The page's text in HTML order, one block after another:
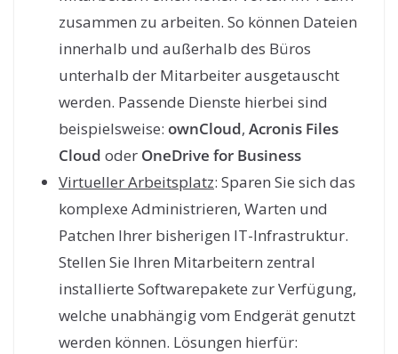
zusammen zu arbeiten. So können Dateien
innerhalb und außerhalb des Büros
unterhalb der Mitarbeiter ausgetauscht
werden. Passende Dienste hierbei sind
beispielsweise: ownCloud, Acronis Files
Cloud oder OneDrive for Business
Virtueller Arbeitsplatz: Sparen Sie sich das
komplexe Administrieren, Warten und
Patchen Ihrer bisherigen IT-Infrastruktur.
Stellen Sie Ihren Mitarbeitern zentral
installierte Softwarepakete zur Verfügung,
welche unabhängig vom Endgerät genutzt
werden können. Lösungen hierfür: